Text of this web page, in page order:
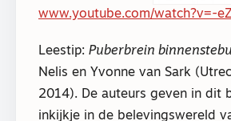
www.youtube.com/watch?v=-
Leestip: Puberbrein
Nelis en Yvonne van Sark
2014). De auteurs geven in dit
inkijkje in de belevingswereld